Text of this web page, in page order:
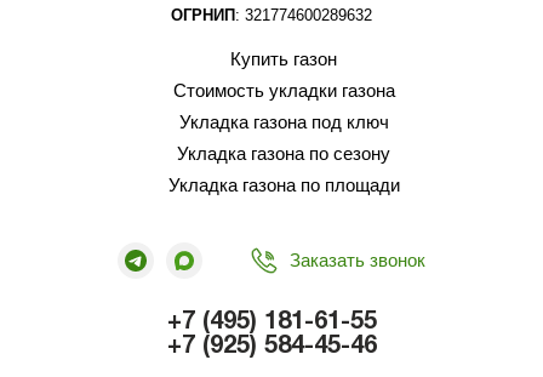
ОГРНИП : 321774600289632
Купить газон
Стоимость укладки газона
Укладка газона под ключ
Укладка газона по сезону
Укладка газона по площади
Заказать звонок
+7 (495) 181-61-55
+7 (925) 584-45-46